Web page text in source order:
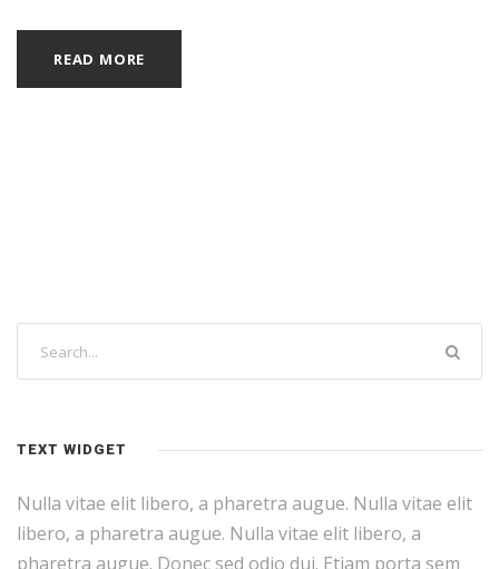
READ MORE
TEXT WIDGET
Nulla vitae elit libero, a pharetra augue. Nulla vitae elit
libero, a pharetra augue. Nulla vitae elit libero, a
pharetra augue. Donec sed odio dui. Etiam porta sem